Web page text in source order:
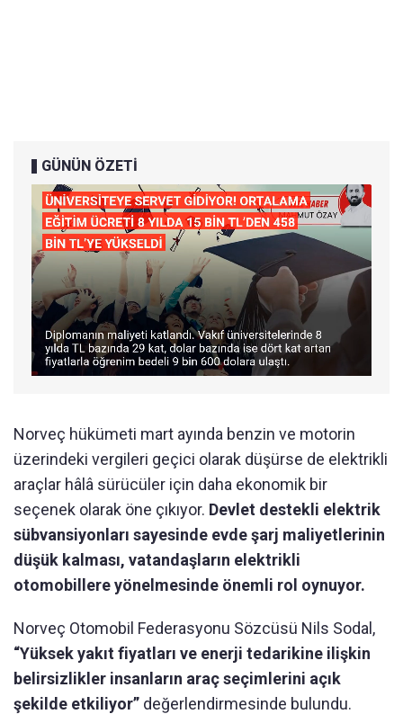
GÜNÜN ÖZETİ
Norveç hükümeti mart ayında benzin ve motorin
üzerindeki vergileri geçici olarak düşürse de elektrikli
araçlar hâlâ sürücüler için daha ekonomik bir
seçenek olarak öne çıkıyor. Devlet destekli elektrik
sübvansiyonları sayesinde evde şarj maliyetlerinin
düşük kalması, vatandaşların elektrikli
otomobillere yönelmesinde önemli rol oynuyor.
Norveç Otomobil Federasyonu Sözcüsü Nils Sodal,
“Yüksek yakıt fiyatları ve enerji tedarikine ilişkin
belirsizlikler insanların araç seçimlerini açık
şekilde etkiliyor” değerlendirmesinde bulundu.